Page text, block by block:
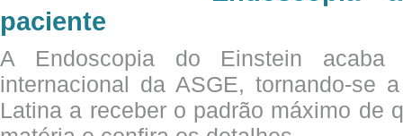
paciente
A Endoscopia do Einstein
internacional da ASGE, tornando-se
Latina a receber o padrão máximo de